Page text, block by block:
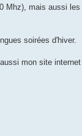
Mhz), mais aussi
soirées d'hiver.
mon site